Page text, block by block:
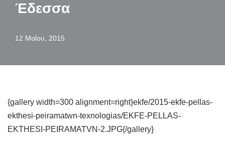
Έδεσσα
12 Μαΐου, 2015
{gallery width=300 alignment=right}ekfe/2015-ekfe-pellas-
ekthesi-peiramatwn-texnologias/EKFE-PELLAS-
EKTHESI-PEIRAMATVN-2.JPG{/gallery}